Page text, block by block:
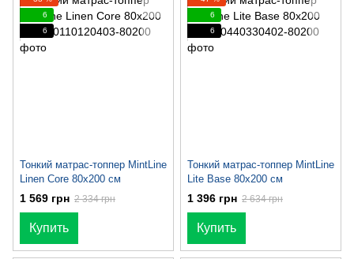
6
6
Тонкий матрас-топпер MintLine
Linen Core 80x200 см
1 569 грн 2 334 грн
Купить
6
6
Тонкий матраc-топпер MintLine
Lite Base 80x200 см
1 396 грн 2 634 грн
Купить